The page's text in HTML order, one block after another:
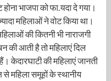
भाजपा को फा.यदा दे गया।
महिलाओं ने वोट किया था।
की कितनी भी नाराजगी
की आती है तो महिलाएं दिल
केदारघाटी की महिलाएं जानती
से महिला समूहों के स्थानीय